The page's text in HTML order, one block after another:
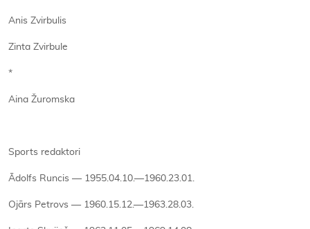
Anis Zvirbulis
Zinta Zvirbule
*
Aina Žuromska
Sports redaktori
Ādolfs Runcis — 1955.04.10.—1960.23.01.
Ojārs Petrovs — 1960.15.12.—1963.28.03.